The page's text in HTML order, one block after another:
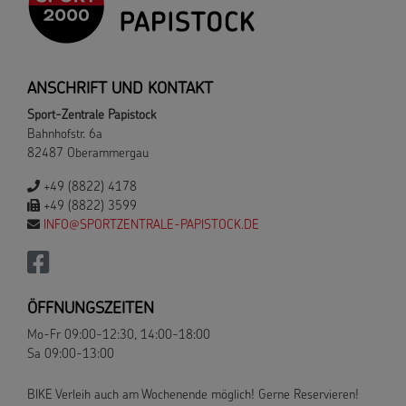
ANSCHRIFT UND KONTAKT
Sport-Zentrale Papistock
Bahnhofstr. 6a
82487 Oberammergau
+49 (8822) 4178
+49 (8822) 3599
INFO@SPORTZENTRALE-PAPISTOCK.DE
ÖFFNUNGSZEITEN
Mo-Fr 09:00-12:30, 14:00-18:00
Sa 09:00-13:00
BIKE Verleih auch am Wochenende möglich! Gerne Reservieren!